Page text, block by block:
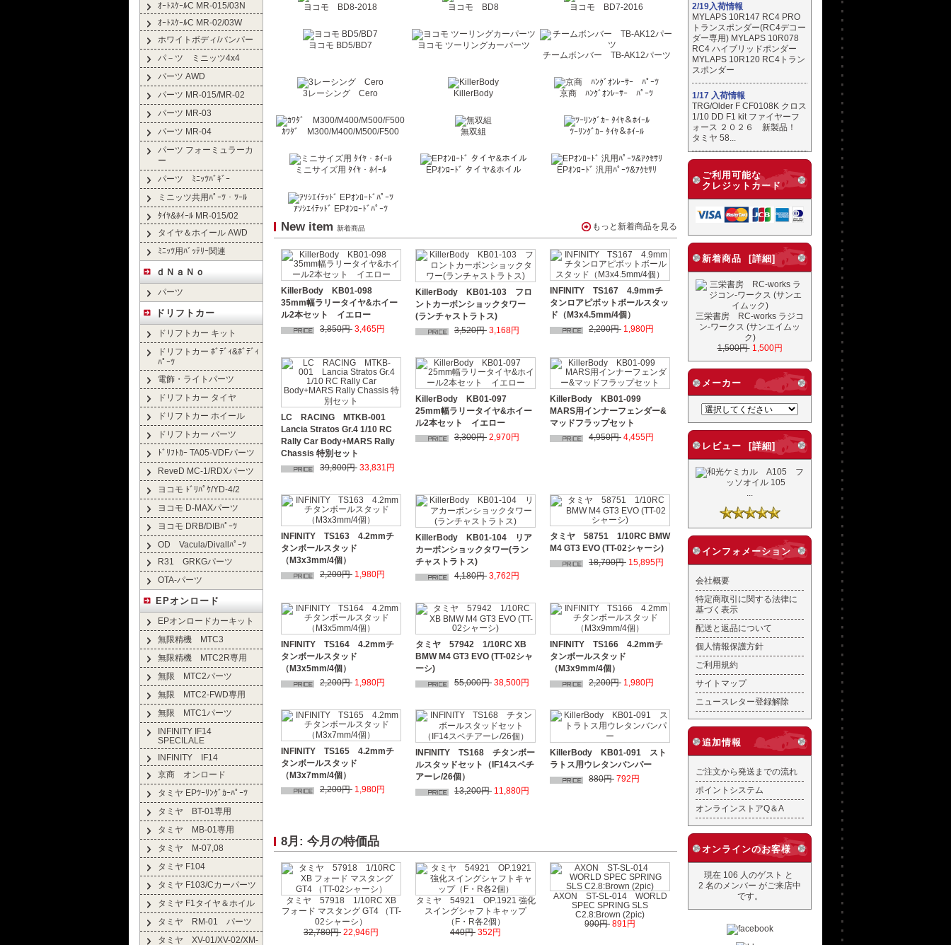
ｵｰﾄｽｹｰﾙC MR-015/03N
ｵｰﾄｽｹｰﾙC MR-02/03W
ホワイトボディ/バンパー
パ－ツ ミニッツ4x4
パーツ AWD
パーツ MR-015/MR-02
パーツ MR-03
パーツ MR-04
パーツ フォーミュラーカ
ー
パーツ ﾐﾆｯﾂﾊﾞｷﾞｰ
ミニッツ共用ﾊﾟｰﾂ・ﾂｰﾙ
ﾀｲﾔ&ﾎｲｰﾙ MR-015/02
タイヤ＆ホイール AWD
ﾐﾆｯﾂ用ﾊﾞｯﾃﾘｰ関連
ｄＮａＮｏ
パーツ
ドリフトカー
ドリフトカー キット
ドリフトカー ﾎﾞﾃﾞｨ&ﾎﾞﾃﾞｨ
ﾊﾟｰﾂ
電飾・ライトパーツ
ドリフトカー タイヤ
ドリフトカー ホイール
ドリフトカー パーツ
ﾄﾞﾘﾌﾄｶｰ TA05-VDFパーツ
ReveD MC-1/RDXパーツ
ヨコモ ﾄﾞﾘﾊﾟｹ/YD-4/2
ヨコモ D-MAXパーツ
ヨコモ DRB/DIBﾊﾟｰﾂ
OD Vacula/Divallﾊﾟｰﾂ
R31 GRKGパーツ
OTA-パーツ
EPオンロード
EPオンロードカーキット
無限精機 MTC3
無限精機 MTC2R専用
無限 MTC2パーツ
無限 MTC2-FWD専用
無限 MTC1パーツ
INFINITY IF14
SPECILALE
INFINITY IF14
京商 オンロード
タミヤ EPﾂｰﾘﾝｸﾞｶｰﾊﾟｰﾂ
タミヤ BT-01専用
タミヤ MB-01専用
タミヤ M-07,08
タミヤ F104
タミヤ F103/Cカーパーツ
タミヤ F1タイヤ＆ホイル
タミヤ RM-01 パーツ
タミヤ XV-01/XV-02/XM-
ヨコモ BD8-2018 ヨコモ BD8 ヨコモ BD7-2016
ヨコモ BD5/BD7
ヨコモ ツーリングカーパーツ
チームボンバー TB-AK12パーツ
3レーシング Cero KillerBody 京商 ﾊﾝｸﾞｵﾝﾚｰｻｰ ﾊﾟｰﾂ
ｶﾜﾀﾞ M300/M400/M500/F500 無双組 ﾂｰﾘﾝｸﾞｶｰ ﾀｲﾔ＆ﾎｲｰﾙ
ミニサイズ用 ﾀｲﾔ・ﾎｲｰﾙ EPｵﾝﾛｰﾄﾞ タイヤ&ホイル EPｵﾝﾛｰﾄﾞ 汎用ﾊﾟｰﾂ&ｱｸｾｻﾘ
ｱｿｼｴｲﾃｯﾄﾞ EPｵﾝﾛｰﾄﾞﾊﾟｰﾂ
New item 新着商品 もっと新着商品を見る
KillerBody KB01-098
35mm幅ラリータイヤ&ホイー
ル2本セット イエロー
3,850円 3,465円
KillerBody KB01-103 フロ
ントカーボンショックタワー
(ランチャストラトス)
3,520円 3,168円
INFINITY TS167 4.9mmチ
タンロアピボットボールスタッ
ド（M3x4.5mm/4個）
2,200円 1,980円
LC RACING MTKB-001
Lancia Stratos Gr.4 1/10 RC
Rally Car Body+MARS Rally
Chassis 特別セット
39,800円 33,831円
KillerBody KB01-097
25mm幅ラリータイヤ&ホイー
ル2本セット イエロー
3,300円 2,970円
KillerBody KB01-099
MARS用インナーフェンダー&
マッドフラップセット
4,950円 4,455円
INFINITY TS163 4.2mmチ
タンボールスタッド
（M3x3mm/4個）
2,200円 1,980円
KillerBody KB01-104 リア
カーボンショックタワー(ラン
チャストラトス)
4,180円 3,762円
タミヤ 58751 1/10RC BMW
M4 GT3 EVO (TT-02シャーシ)
18,700円 15,895円
INFINITY TS164 4.2mmチ
タンボールスタッド
（M3x5mm/4個）
2,200円 1,980円
タミヤ 57942 1/10RC XB
BMW M4 GT3 EVO (TT-02シャ
ーシ)
55,000円 38,500円
INFINITY TS166 4.2mmチ
タンボールスタッド
（M3x9mm/4個）
2,200円 1,980円
INFINITY TS165 4.2mmチ
タンボールスタッド
（M3x7mm/4個）
2,200円 1,980円
INFINITY TS168 チタンボー
ルスタッドセット（IF14スペチ
アーレ/26個）
13,200円 11,880円
KillerBody KB01-091 スト
ラトス用ウレタンバンパー
880円 792円
8月: 今月の特価品
タミヤ 57918 1/10RC XB
フォード マスタング GT4 （TT-
02シャーシ）
32,780円 22,946円
タミヤ 54921 OP.1921 強化
スイングシャフトキャップ
（F・R各2個）
440円 352円
AXON ST-SL-014 WORLD
SPEC SPRING SLS
C2.8:Brown (2pic)
990円 891円
2/19入荷情報
MYLAPS 10R147 RC4 PRO
トランスポンダー(RC4デコー
ダー専用) MYLAPS 10R078
RC4 ハイブリッドポンダー
MYLAPS 10R120 RC4トラン
スポンダー
1/17 入荷情報
TRG/Older F CF0108K クロス
1/10 DD F1 kit ファイヤーフ
ォース ２０２６ 新製品！
タミヤ 58...
ご利用可能な
クレジットカード
新着商品 [詳細]
三栄書房 RC-works ラジコ
ン-ワークス (サンエイムッ
ク)
1,500円 1,500円
メーカー
レビュー [詳細]
インフォメーション
会社概要
特定商取引に関する法律に
基づく表示
配送と返品について
個人情報保護方針
ご利用規約
サイトマップ
ニュースレター登録解除
追加情報
ご注文から発送までの流れ
ポイントシステム
オンラインストアQ＆A
オンラインのお客様
現在 106 人のゲスト と
2 名のメンバー がご来店中
です。